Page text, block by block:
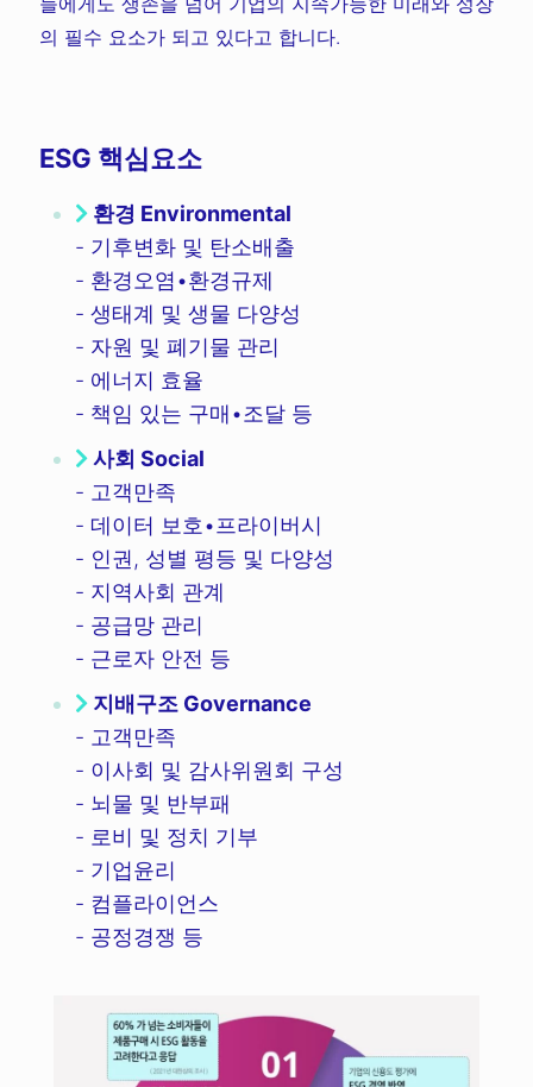
의 필수 요소가 되고 있다고 합니다.
ESG 핵심요소
환경 Environmental
- 기후변화 및 탄소배출
- 환경오염•환경규제
- 생태계 및 생물 다양성
- 자원 및 폐기물 관리
- 에너지 효율
- 책임 있는 구매•조달 등
사회 Social
- 고객만족
- 데이터 보호•프라이버시
- 인권, 성별 평등 및 다양성
- 지역사회 관계
- 공급망 관리
- 근로자 안전 등
지배구조 Governance
- 고객만족
- 이사회 및 감사위원회 구성
- 뇌물 및 반부패
- 로비 및 정치 기부
- 기업윤리
- 컴플라이언스
- 공정경쟁 등